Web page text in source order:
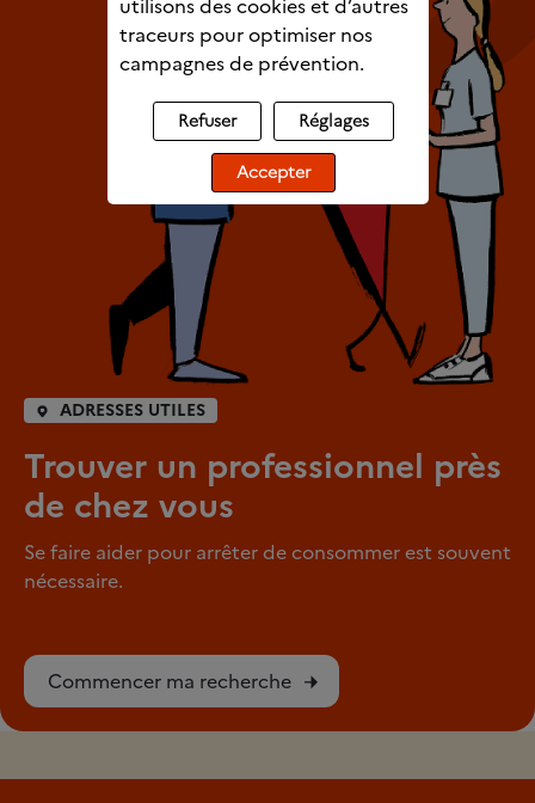
ADRESSES UTILES
Trouver un professionnel près
de chez vous
Se faire aider pour arrêter de consommer est souvent
nécessaire.
Commencer ma recherche
traceurs pour optimiser nos
campagnes de prévention.
Refuser Réglages
Accepter